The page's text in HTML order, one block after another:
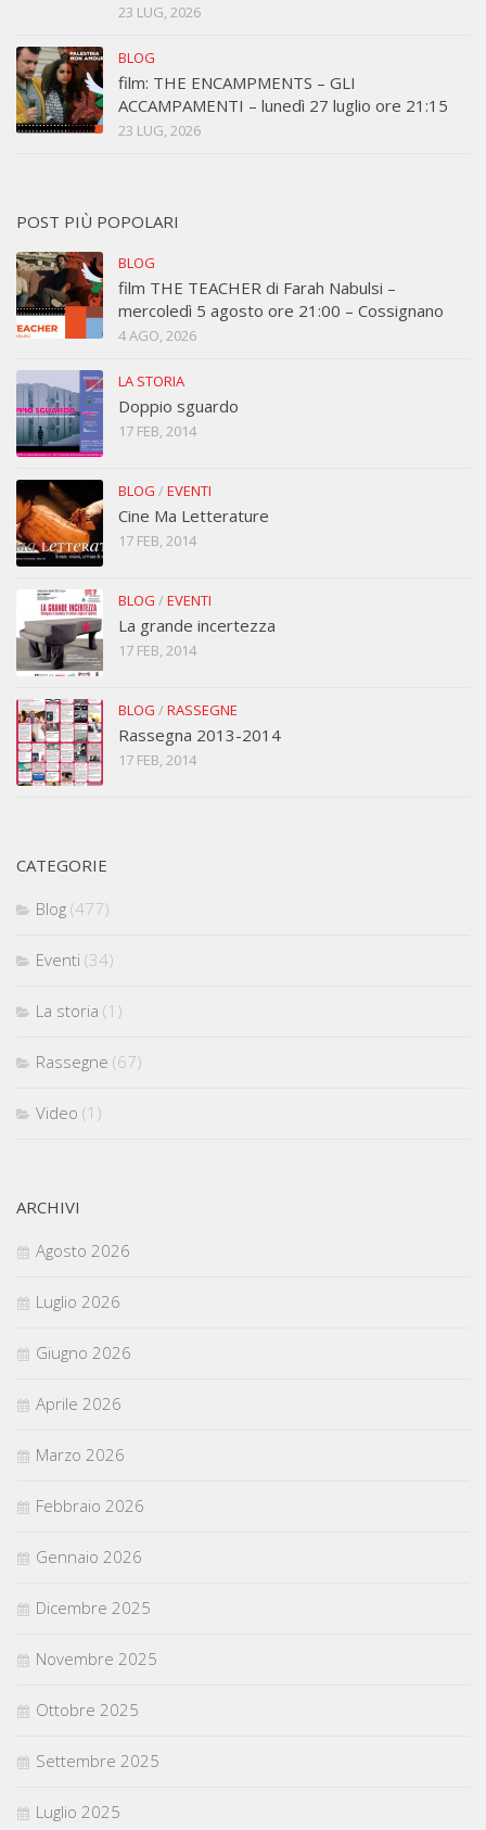
23 LUG, 2026
BLOG
film: THE ENCAMPMENTS – GLI
ACCAMPAMENTI – lunedì 27 luglio ore 21:15
23 LUG, 2026
POST PIÙ POPOLARI
BLOG
film THE TEACHER di Farah Nabulsi –
mercoledì 5 agosto ore 21:00 – Cossignano
4 AGO, 2026
LA STORIA
Doppio sguardo
17 FEB, 2014
BLOG /EVENTI
Cine Ma Letterature
17 FEB, 2014
BLOG /EVENTI
La grande incertezza
17 FEB, 2014
BLOG /RASSEGNE
Rassegna 2013-2014
17 FEB, 2014
CATEGORIE
Blog (477)
Eventi (34)
La storia (1)
Rassegne (67)
Video (1)
ARCHIVI
Agosto 2026
Luglio 2026
Giugno 2026
Aprile 2026
Marzo 2026
Febbraio 2026
Gennaio 2026
Dicembre 2025
Novembre 2025
Ottobre 2025
Settembre 2025
Luglio 2025